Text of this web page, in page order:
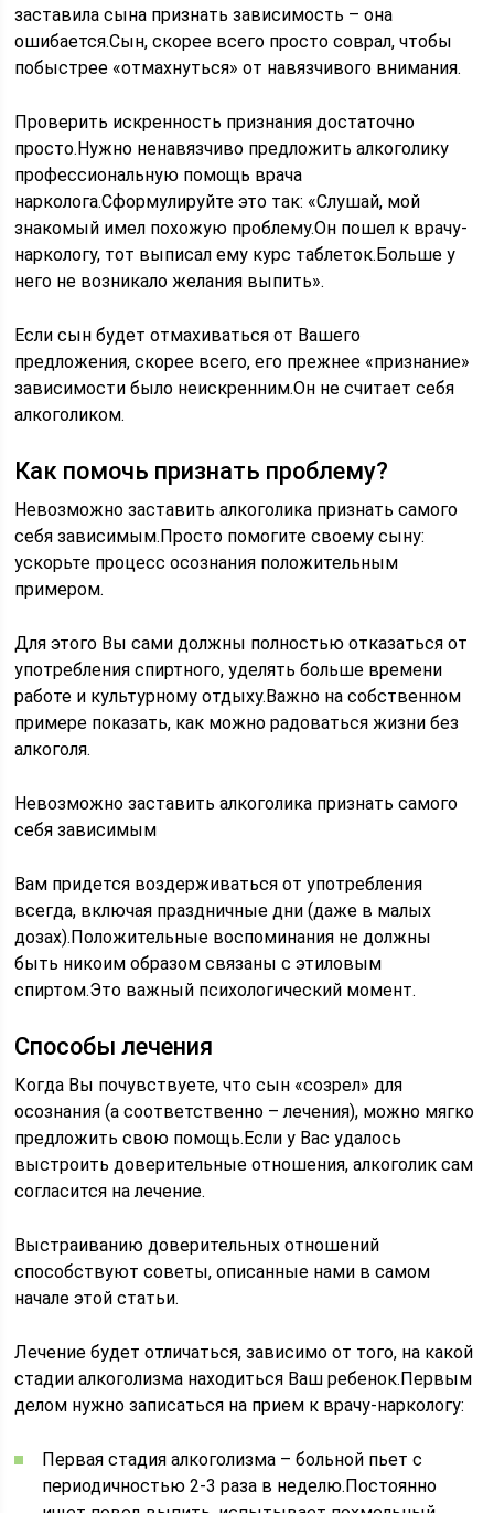
заставила сына признать зависимость – она
ошибается.Сын, скорее всего просто соврал, чтобы
побыстрее «отмахнуться» от навязчивого внимания.
Проверить искренность признания достаточно
просто.Нужно ненавязчиво предложить алкоголику
профессиональную помощь врача
нарколога.Сформулируйте это так: «Слушай, мой
знакомый имел похожую проблему.Он пошел к врачу-
наркологу, тот выписал ему курс таблеток.Больше у
него не возникало желания выпить».
Если сын будет отмахиваться от Вашего
предложения, скорее всего, его прежнее «признание»
зависимости было неискренним.Он не считает себя
алкоголиком.
Как помочь признать проблему?
Невозможно заставить алкоголика признать самого
себя зависимым.Просто помогите своему сыну:
ускорьте процесс осознания положительным
примером.
Для этого Вы сами должны полностью отказаться от
употребления спиртного, уделять больше времени
работе и культурному отдыху.Важно на собственном
примере показать, как можно радоваться жизни без
алкоголя.
Невозможно заставить алкоголика признать самого
себя зависимым
Вам придется воздерживаться от употребления
всегда, включая праздничные дни (даже в малых
дозах).Положительные воспоминания не должны
быть никоим образом связаны с этиловым
спиртом.Это важный психологический момент.
Способы лечения
Когда Вы почувствуете, что сын «созрел» для
осознания (а соответственно – лечения), можно мягко
предложить свою помощь.Если у Вас удалось
выстроить доверительные отношения, алкоголик сам
согласится на лечение.
Выстраиванию доверительных отношений
способствуют советы, описанные нами в самом
начале этой статьи.
Лечение будет отличаться, зависимо от того, на какой
стадии алкоголизма находиться Ваш ребенок.Первым
делом нужно записаться на прием к врачу-наркологу:
Первая стадия алкоголизма – больной пьет с
периодичностью 2-3 раза в неделю.Постоянно